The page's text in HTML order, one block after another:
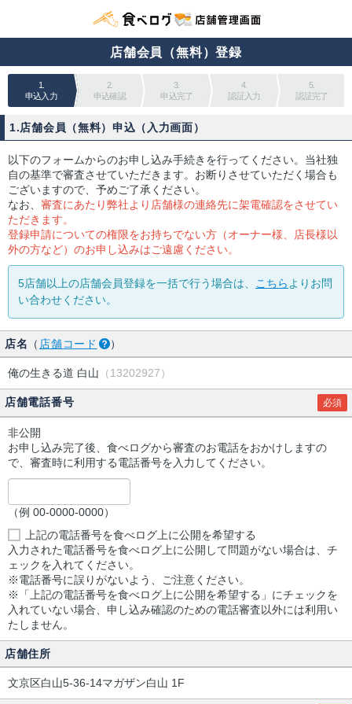
店舗会員（無料）登録
1.
申込入力
2.
申込確認
3.
申込完了
4.
認証入力
5.
認証完了
1.店舗会員（無料）申込（入力画面）
以下のフォームからのお申し込み手続きを行ってください。当社独
自の基準で審査させていただきます。お断りさせていただく場合も
ございますので、予めご了承ください。
なお、 審査にあたり弊社より店舗様の連絡先に架電確認をさせてい
ただきます。
登録申請についての権限をお持ちでない方（オーナー様、店長様以
外の方など）のお申し込みはご遠慮ください。
5店舗以上の店舗会員登録を一括で行う場合は、 こちら よりお問
い合わせください。
店名 （ 店舗コード ）
俺の生きる道 白山 （13202927）
店舗電話番号 必須
非公開
お申し込み完了後、食べログから審査のお電話をおかけしますの
で、審査時に利用する電話番号を入力してください。
（例 00-0000-0000）
上記の電話番号を食べログ上に公開を希望する
入力された電話番号を食べログ上に公開して問題がない場合は、チ
ェックを入れてください。
※電話番号に誤りがないよう、ご注意ください。
※「上記の電話番号を食べログ上に公開を希望する」にチェックを
入れていない場合、申し込み確認のための電話審査以外には利用い
たしません。
店舗住所
文京区白山5-36-14マガザン白山 1F